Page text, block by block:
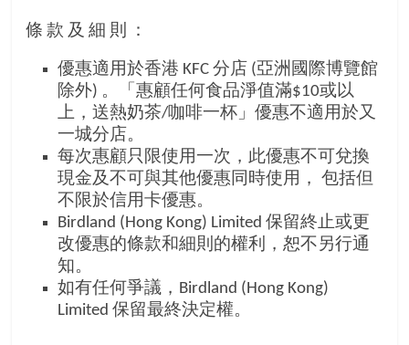
條款及細則：
優惠適用於香港 KFC 分店 (亞洲國際博覽館
除外) 。「惠顧任何食品淨值滿$10或以
上，送熱奶茶/咖啡一杯」優惠不適用於又
一城分店。
每次惠顧只限使用一次，此優惠不可兌換
現金及不可與其他優惠同時使用， 包括但
不限於信用卡優惠。
Birdland (Hong Kong) Limited 保留終止或更
改優惠的條款和細則的權利，恕不另行通
知。
如有任何爭議，Birdland (Hong Kong)
Limited 保留最終決定權。